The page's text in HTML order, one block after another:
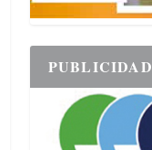
PUBLICIDAD